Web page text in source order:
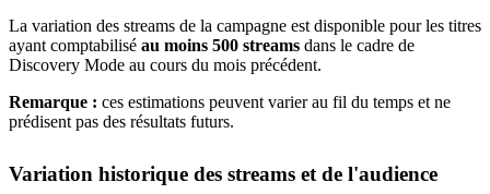
La variation des streams de la campagne est disponible pour les titres
ayant comptabilisé au moins 500 streams dans le cadre de
Discovery Mode au cours du mois précédent.
Remarque : ces estimations peuvent varier au fil du temps et ne
prédisent pas des résultats futurs.
Variation historique des streams et de l'audience